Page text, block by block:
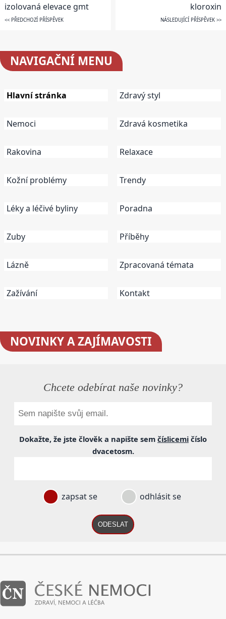
izolovaná elevace gmt
<< PŘEDCHOZÍ PŘÍSPĚVEK
kloroxin
NÁSLEDUJÍCÍ PŘÍSPĚVEK >>
NAVIGAČNÍ MENU
Hlavní stránka
Nemoci
Rakovina
Kožní problémy
Léky a léčivé byliny
Zuby
Lázně
Zažívání
Zdravý styl
Zdravá kosmetika
Relaxace
Trendy
Poradna
Příběhy
Zpracovaná témata
Kontakt
NOVINKYA ZAJÍMAVOSTI
Chcete odebírat naše novinky?
Dokažte, že jste člověk a napište sem číslicemi číslo
dvacetosm.
zapsat se odhlásit se
ODESLAT